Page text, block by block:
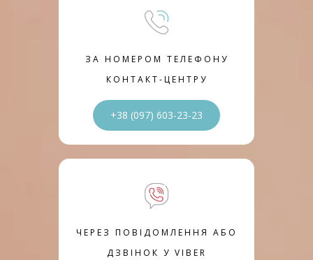
ЗА НОМЕРОМ ТЕЛЕФОНУ
КОНТАКТ-ЦЕНТРУ
+38 (097) 603-23-23
ЧЕРЕЗ ПОВІДОМЛЕННЯ АБО
ДЗВІНОК У VIBER